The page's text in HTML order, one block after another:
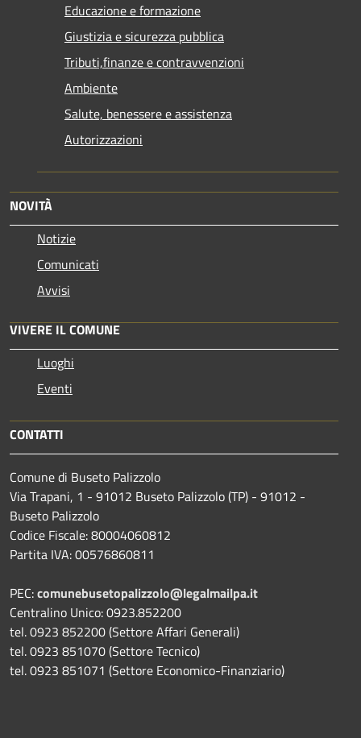
Educazione e formazione
Giustizia e sicurezza pubblica
Tributi,finanze e contravvenzioni
Ambiente
Salute, benessere e assistenza
Autorizzazioni
NOVITÀ
Notizie
Comunicati
Avvisi
VIVERE IL COMUNE
Luoghi
Eventi
CONTATTI
Comune di Buseto Palizzolo
Via Trapani, 1 - 91012 Buseto Palizzolo (TP) - 91012 -
Buseto Palizzolo
Codice Fiscale: 80004060812
Partita IVA: 00576860811
PEC:comunebusetopalizzolo@legalmailpa.it
Centralino Unico: 0923.852200
tel. 0923 852200 (Settore Affari Generali)
tel. 0923 851070 (Settore Tecnico)
tel. 0923 851071 (Settore Economico-Finanziario)